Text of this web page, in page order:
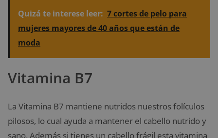
Quizá te interese leer: 7 cortes de pelo para
mujeres mayores de 40 años que están de
moda
Vitamina B7
La Vitamina B7 mantiene nutridos nuestros folículos
pilosos, lo cual ayuda a mantener el cabello nutrido y
sano. Además si tienes un cabello frágil esta vitamina